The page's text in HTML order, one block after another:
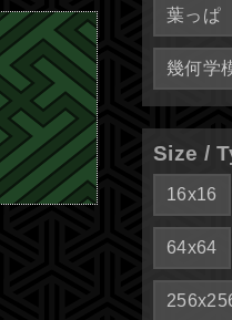
葉っぱ
幾何学
Size /
16x16
64x64